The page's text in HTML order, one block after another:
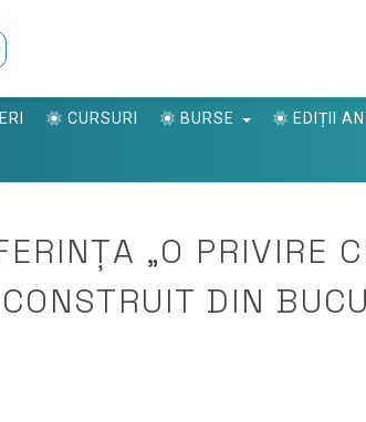
CURSURI BURSE EDIȚII
„O PRIVIRE
DIN